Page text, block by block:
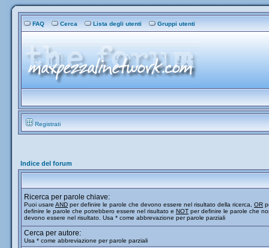
FAQ Cerca Lista degli utenti Gruppi utenti
Registrati
Indice del forum
Ricerca per parole chiave:
Puoi usare AND per definire le parole che devono essere nel risultato della ricerca, OR
definire le parole che potrebbero essere nel risultato e NOT per definire le parole che
devono essere nel risultato. Usa * come abbrevazione per parole parziali
Cerca per autore:
Usa * come abbreviazione per parole parziali